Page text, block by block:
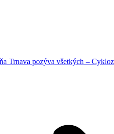
Trnava pozýva všetkých –